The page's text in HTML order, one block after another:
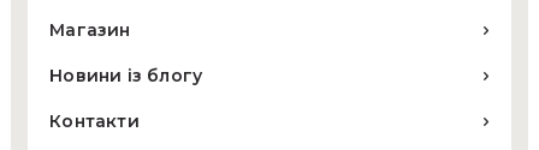
Магазин
Новини із блогу
Контакти